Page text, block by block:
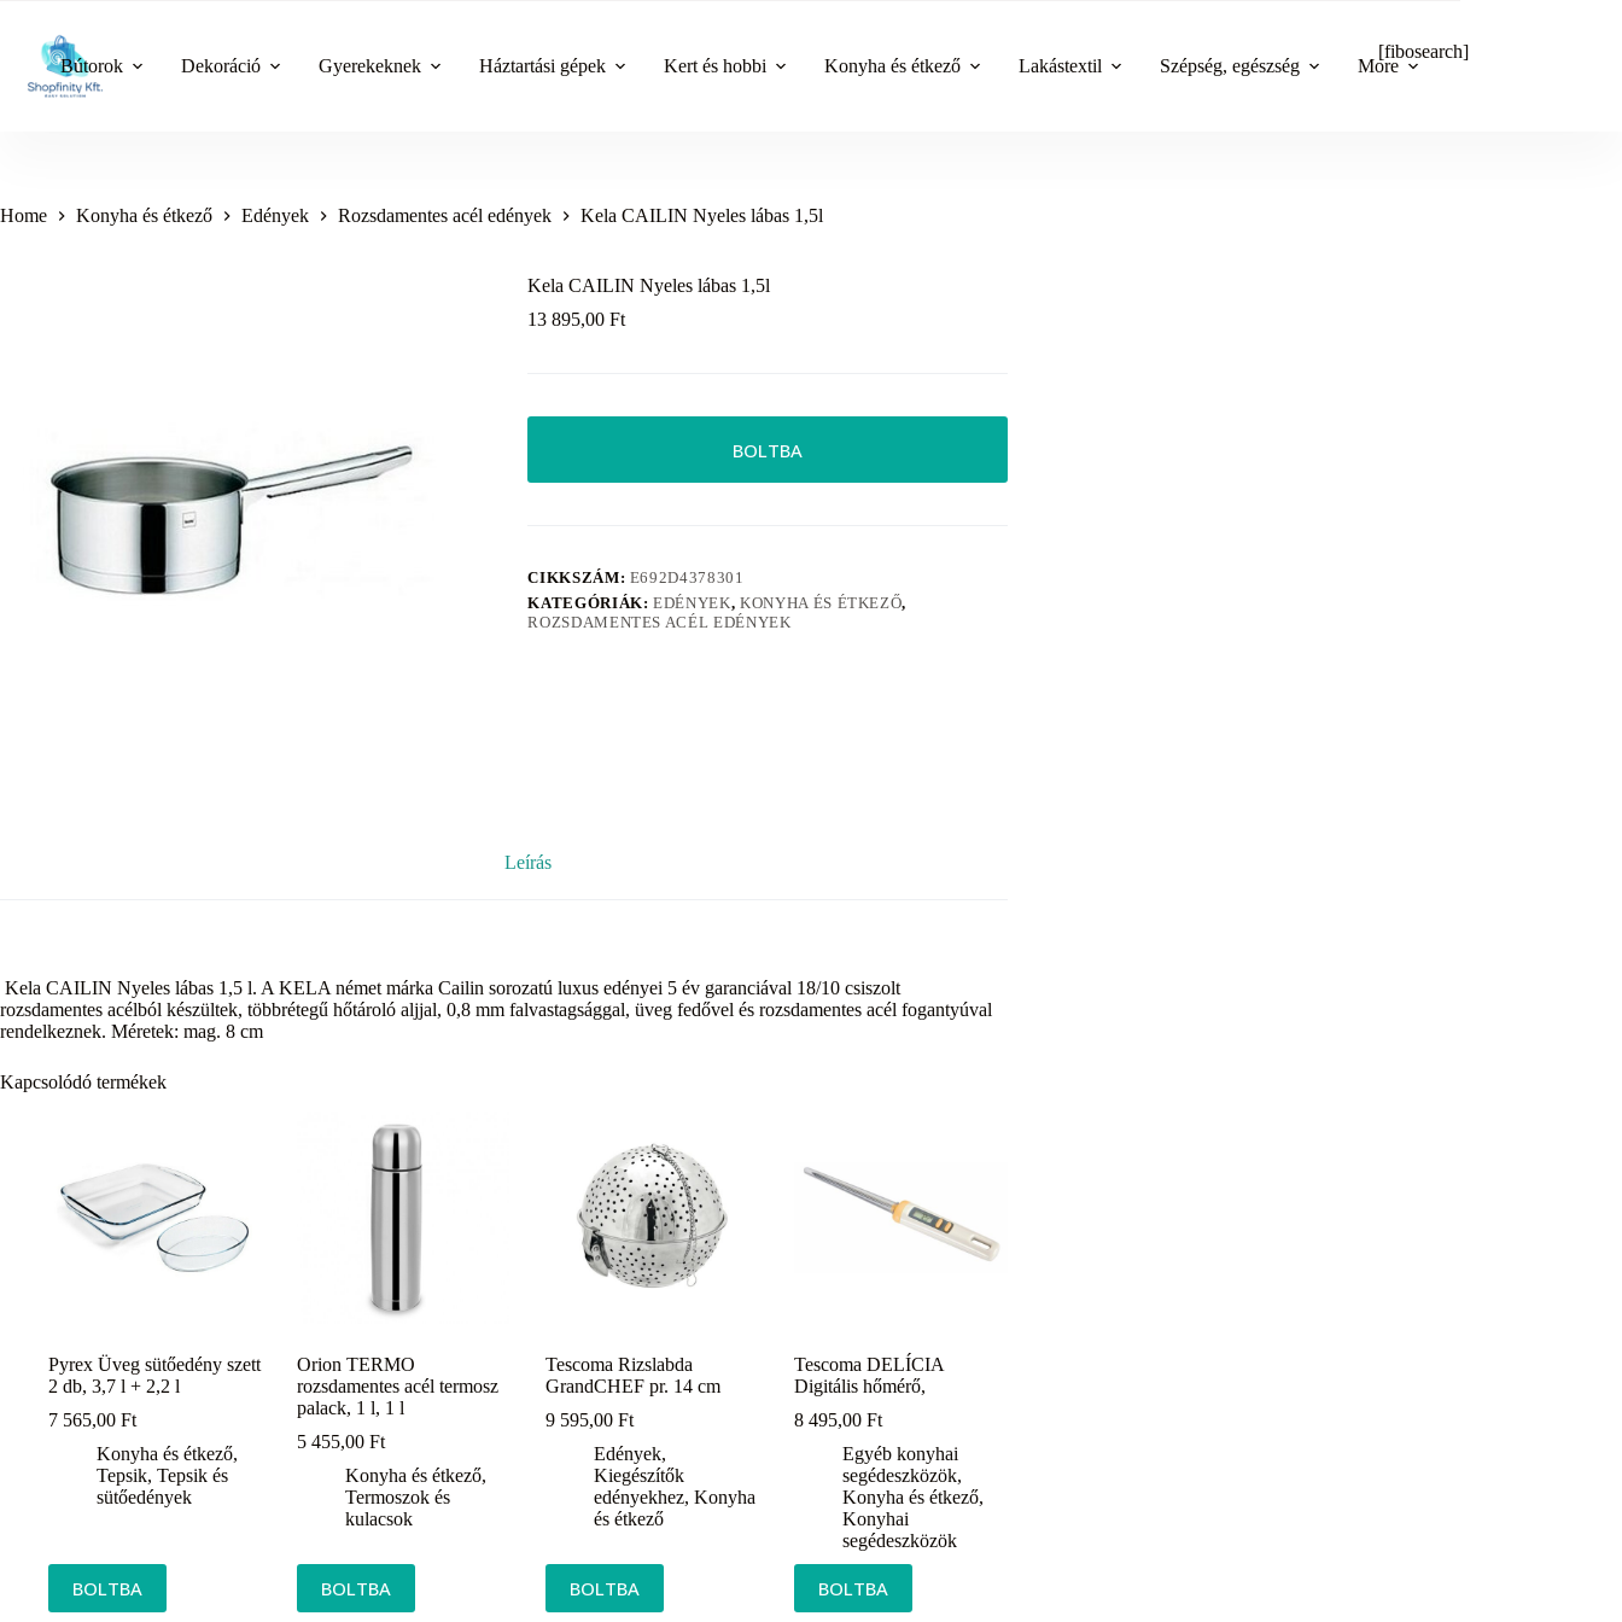
content
Bútorok Dekoráció Gyerekeknek Háztartási gépek Kert és hobbi Konyha és étkező Lakástextil Szépség, egészség More
[fibosearch]
Home Konyha és étkező Edények Rozsdamentes acél edények Kela CAILIN Nyeles lábas 1,5l
Kela CAILIN Nyeles lábas 1,5l
13 895,00Ft
BOLTBA
CIKKSZÁM: E692D4378301
KATEGÓRIÁK:EDÉNYEK, KONYHA ÉS ÉTKEZŐ,
ROZSDAMENTES ACÉL EDÉNYEK
Leírás
Kela CAILIN Nyeles lábas 1,5 l. A KELA német márka Cailin sorozatú luxus edényei 5 év garanciával 18/10 csiszolt
rozsdamentes acélból készültek, többrétegű hőtároló aljjal, 0,8 mm falvastagsággal, üveg fedővel és rozsdamentes acél fogantyúval
rendelkeznek. Méretek: mag. 8 cm
Kapcsolódó termékek
Pyrex Üveg sütőedény szett
2 db, 3,7 l + 2,2 l
7 565,00 Ft
Konyha és étkező,
Tepsik, Tepsik és
sütőedények
BOLTBA
Orion TERMO
rozsdamentes acél termosz
palack, 1 l, 1 l
5 455,00Ft
Konyha és étkező,
Termoszok és
kulacsok
BOLTBA
Tescoma Rizslabda
GrandCHEF pr. 14 cm
9 595,00Ft
Edények,
Kiegészítők
edényekhez,Konyha
és étkező
BOLTBA
Tescoma DELÍCIA
Digitális hőmérő,
8 495,00Ft
Egyéb konyhai
segédeszközök,
Konyha és étkező,
Konyhai
segédeszközök
BOLTBA